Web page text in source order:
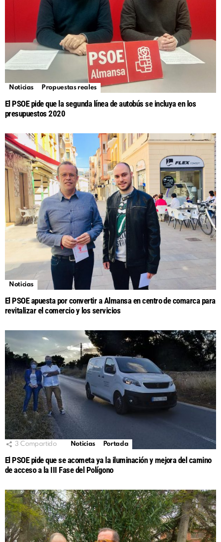
Noticias Propuestas reales
El PSOE pide que la segunda línea de autobús se incluya en los
presupuestos 2020
Noticias
El PSOE apuesta por convertir a Almansa en centro de comarca para
revitalizar el comercio y los servicios
3 Compartido Noticias Portada
El PSOE pide que se acometa ya la iluminación y mejora del camino
de acceso a la III Fase del Polígono